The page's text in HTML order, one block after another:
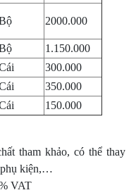
2000.000
1.150.000
300.000
350.000
150.000
tham khảo, có thể thay
phụ kiện,…
VAT